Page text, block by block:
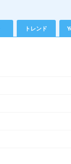
トレンド